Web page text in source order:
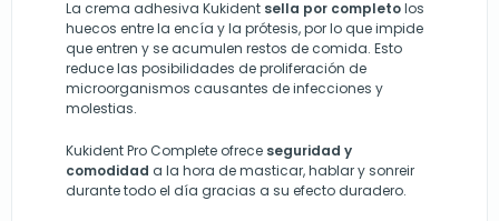
La crema adhesiva Kukident sella por completolos
huecos entre la encía y la prótesis, por lo que impide
que entren y se acumulen restos de comida. Esto
reduce las posibilidades de proliferación de
microorganismos causantes de infecciones y
molestias.
Kukident Pro Complete ofrece seguridad y
comodidad a la hora de masticar, hablar y sonreir
durante todo el día gracias a su efecto duradero.